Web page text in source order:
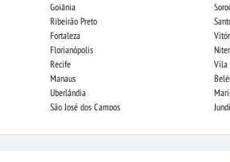
Goiânia
Ribeirão Preto
Fortaleza
Florianópolis
Recife
Manaus
Uberlândia
São José dos Campos
Vila